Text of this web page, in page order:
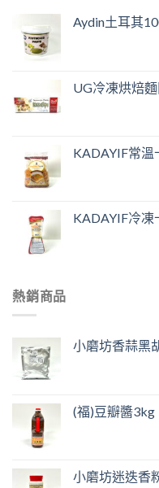
Aydin土耳其
UG冷凍烘焙
KADAYIF常
KADAYIF冷
熱銷商品
小磨坊香蒜黑
(福)豆瓣醬3kg
小磨坊迷迭香